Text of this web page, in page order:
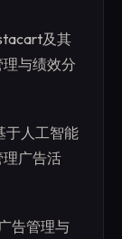
及其
与绩效分
于人工智能
广告活
告管理与